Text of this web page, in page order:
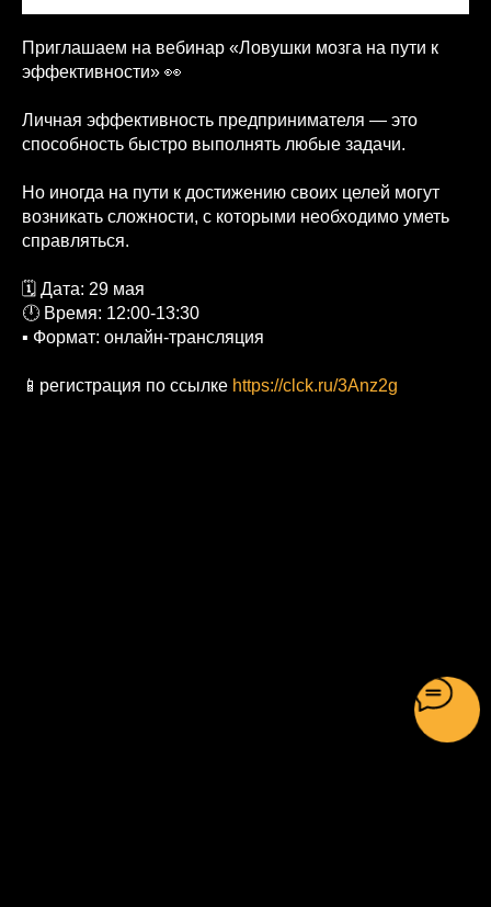
Приглашаем на вебинар «Ловушки мозга на пути к
эффективности» 👀
Личная эффективность предпринимателя — это
способность быстро выполнять любые задачи.
Но иногда на пути к достижению своих целей могут
возникать сложности, с которыми необходимо уметь
справляться.
🗓 Дата: 29 мая
🕛 Время: 12:00-13:30
▪ Формат: онлайн-трансляция
📱регистрация по ссылке https://clck.ru/3Anz2g